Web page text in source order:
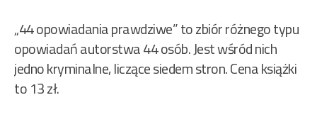
„44 opowiadania prawdziwe” to zbiór różnego typu
opowiadań autorstwa 44 osób. Jest wśród nich
jedno kryminalne, liczące siedem stron. Cena książki
to 13 zł.